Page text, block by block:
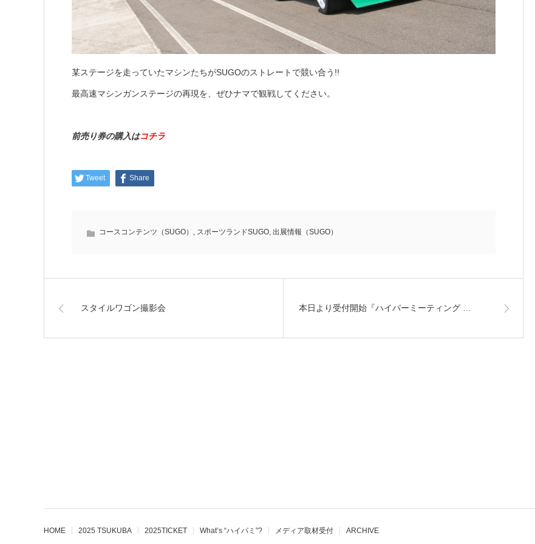
某ステージを走っていたマシンたちがSUGOのストレートで競い合う!!
最高速マシンガンステージの再現を、ぜひナマで観戦してください。
前売り券の購入はコチラ
Tweet Share
コースコンテンツ（SUGO） スポーツランドSUGO 出展情報（SUGO）
スタイルワゴン撮影会 本日より受付開始『ハイパーミーティング …
HOME 2025 TSUKUBA 2025TICKET What’s “ハイパミ”? メディア取材受付 ARCHIVE